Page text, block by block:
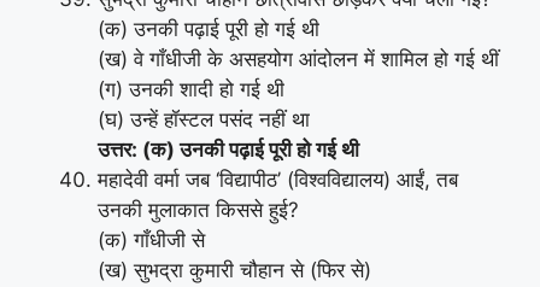
(क) उनकी पढ़ाई पूरी हो गई थी
(ख) वे गाँधीजी के असहयोग आंदोलन में शामिल हो गई थीं
(ग) उनकी शादी हो गई थी
(घ) उन्हें हॉस्टल पसंद नहीं था
उत्तर: (क) उनकी पढ़ाई पूरी हो गई थी
महादेवी वर्मा जब ‘विद्यापीठ’ (विश्वविद्यालय) आईं, तब
उनकी मुलाकात किससे हुई?
(क) गाँधीजी से
(ख) सुभद्रा कुमारी चौहान से (फिर से)